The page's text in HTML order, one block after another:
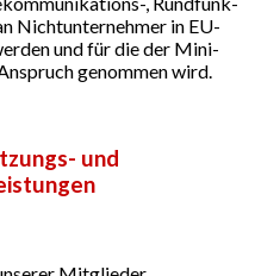
Nichtunternehmer in EU-
und für die der Mini-
genommen wird.
und